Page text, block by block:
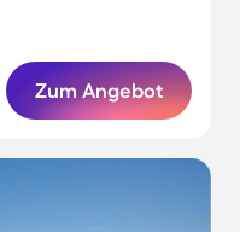
Zum Angebot